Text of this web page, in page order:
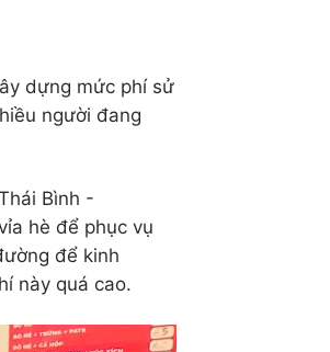
dựng mức phí sử
người đang
Bình -
hè để phục vụ
để kinh
này quá cao.